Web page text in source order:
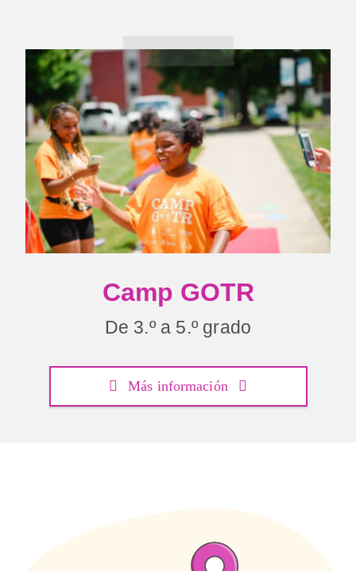
Camp GOTR
De 3.º a 5.º grado
Más información